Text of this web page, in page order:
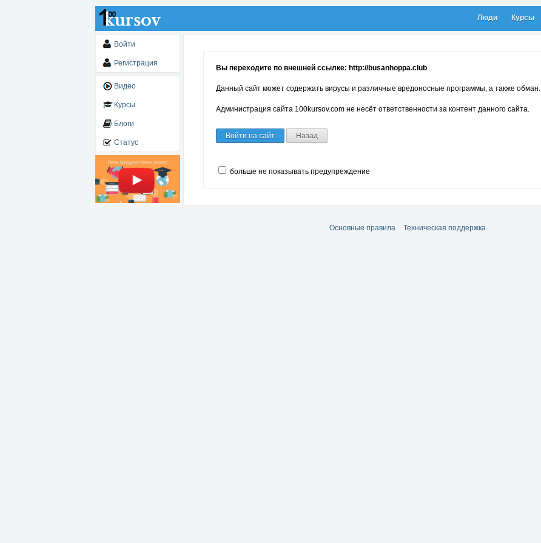
Люди Курсы
Войти
Регистрация
Видео
Курсы
Блоги
Статус
Вы переходите по внешней ссылке: http://busanhoppa.club
Данный сайт может содержать вирусы и различные вредоносные программы, а также обман.
Администрация сайта 100kursov.com не несёт ответственности за контент данного сайта.
Войти на сайт Назад
больше не показывать предупреждение
Основные правила Техническая поддержка